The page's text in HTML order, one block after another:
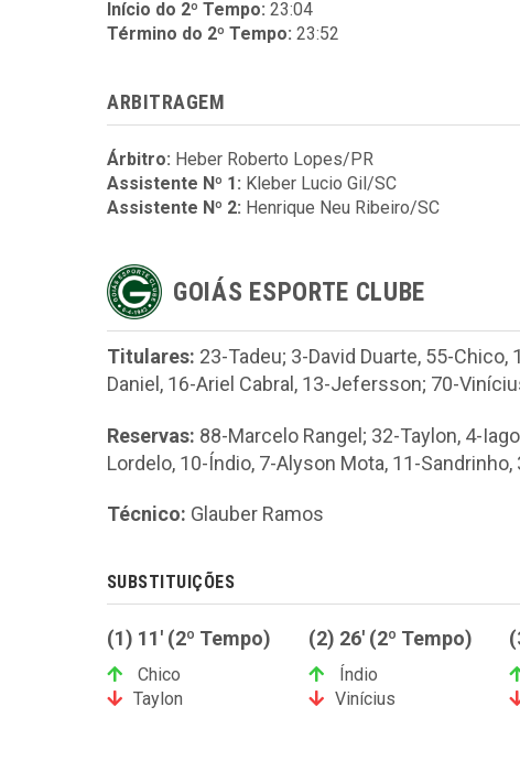
Início do 2º Tempo: 23:04
Término do 2º Tempo: 23:52
ARBITRAGEM
Árbitro: Heber Roberto Lopes/PR
Assistente Nº 1: Kleber Lucio Gil/SC
Assistente Nº 2: Henrique Neu Ribeiro/SC
GOIÁS ESPORTE CLUBE
Titulares: 23-Tadeu; 3-David Duarte, 55-
Daniel, 16-Ariel Cabral, 13-Jefersson; 70-
Reservas: 88-Marcelo Rangel; 32-Taylon, 4-
Lordelo, 10-Índio, 7-Alyson Mota, 11-
Técnico: Glauber Ramos
SUBSTITUIÇÕES
(1) 11' (2º Tempo)
Chico
Taylon
(2) 26' (2º Tempo)
Índio
Vinícius